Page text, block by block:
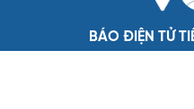
Lý do ông Trump được